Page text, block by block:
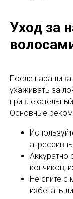
Уход за
После
ухаживать за
Основные
Аккуратно
кончиков,
Не спите с
избегать